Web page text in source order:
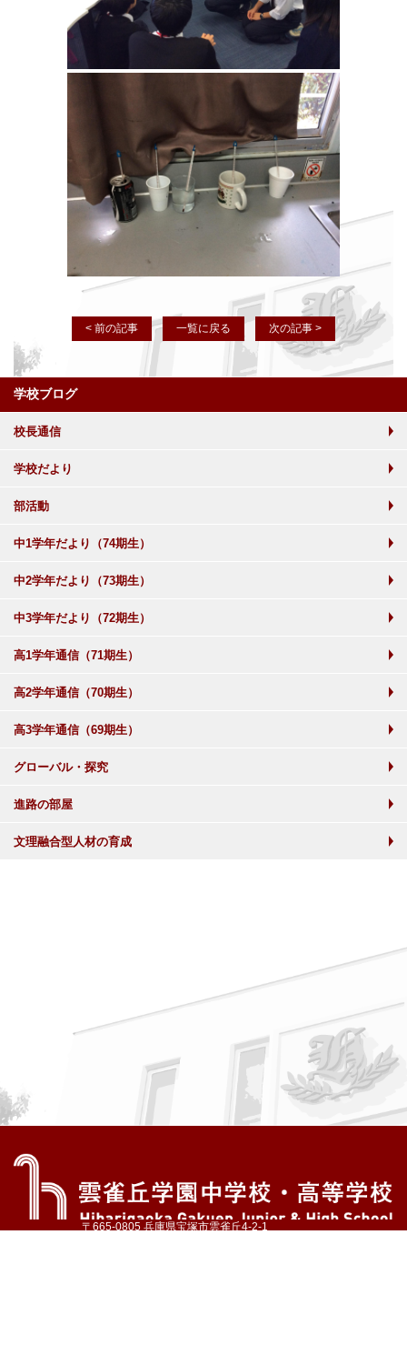
< 前の記事 一覧に戻る 次の記事 >
学校ブログ
校長通信
学校だより
部活動
中1学年だより（74期生）
中2学年だより（73期生）
中3学年だより（72期生）
高1学年通信（71期生）
高2学年通信（70期生）
高3学年通信（69期生）
グローバル・探究
進路の部屋
文理融合型人材の育成
〒665-0805 兵庫県宝塚市雲雀丘4-2-1